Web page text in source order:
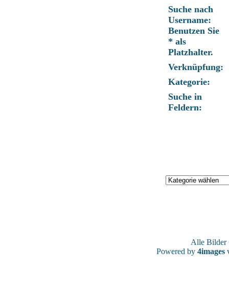
Suche nach
Username:
Benutzen Sie
* als
Platzhalter.
Verknüpfung:
Kategorie:
Suche in
Feldern:
Alle
Powered by 4images